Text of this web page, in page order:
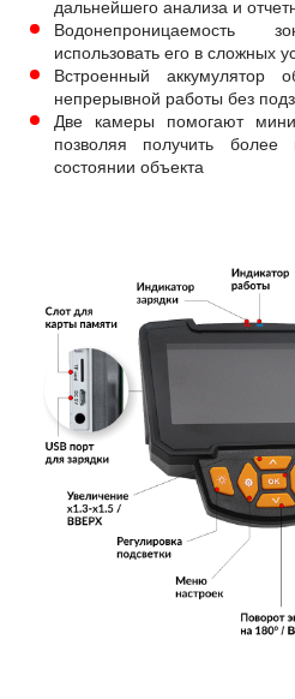
дальнейшего анализа и
Водонепроницаемость
использовать его в сложных
Встроенный аккумулятор
непрерывной работы без
Две камеры помогают
позволяя получить
состоянии объекта